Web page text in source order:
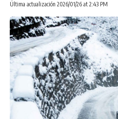
Última actualización 2026/01/26 at 2:43 PM